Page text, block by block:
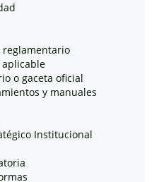
reglamentario
o gaceta oficial
y manuales
Institucional